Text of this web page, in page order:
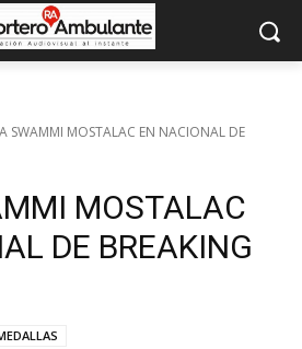
SWAMMI MOSTALAC EN NACIONAL DE
MOSTALAC
DE BREAKING